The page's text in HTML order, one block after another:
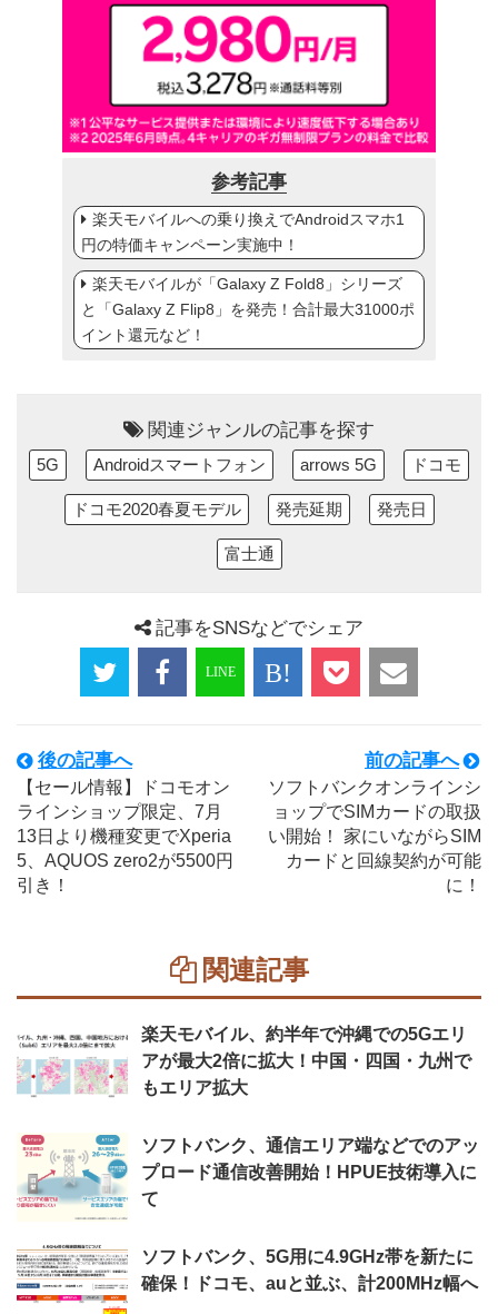
参考記事
楽天モバイルへの乗り換えでAndroidスマホ1
円の特価キャンペーン実施中！
楽天モバイルが「Galaxy Z Fold8」シリーズ
と「Galaxy Z Flip8」を発売！合計最大31000ポ
イント還元など！
関連ジャンルの記事を探す
5G Androidスマートフォン arrows 5G ドコモ
ドコモ2020春夏モデル 発売延期 発売日
富士通
記事をSNSなどでシェア
後の記事へ
【セール情報】ドコモオン
ラインショップ限定、7月
13日より機種変更でXperia
5、AQUOS zero2が5500円
引き！
前の記事へ
ソフトバンクオンラインシ
ョップでSIMカードの取扱
い開始！ 家にいながらSIM
カードと回線契約が可能
に！
関連記事
楽天モバイル、約半年で沖縄での5Gエリ
アが最大2倍に拡大！中国・四国・九州で
もエリア拡大
ソフトバンク、通信エリア端などでのアッ
プロード通信改善開始！HPUE技術導入に
て
ソフトバンク、5G用に4.9GHz帯を新たに
確保！ドコモ、auと並ぶ、計200MHz幅へ